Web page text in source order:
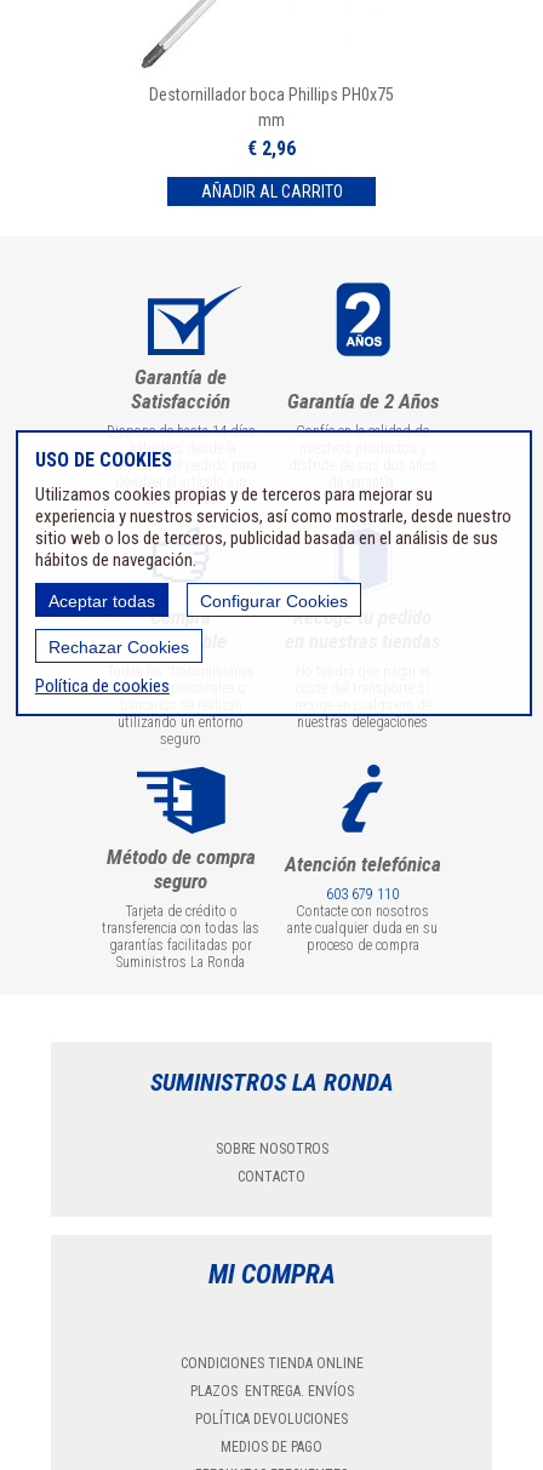
Destornillador boca Phillips PH0x75
mm
€ 2,96
Garantía de
Satisfacción
Dispone de hasta 14 días
naturales desde la
recepción del pedido para
compromiso
Garantía de 2 Años
Confíe en la calidad de
Compra
100% fiable
de datos personales o
utilizando un entorno
seguro
Recoge tu pedido
nuestras delegaciones
Método de compra
seguro
Tarjeta de crédito o
transferencia con todas las
garantías facilitadas por
Suministros La Ronda
Atención telefónica
603 679 110
Contacte con nosotros
ante cualquier duda en su
proceso de compra
SUMINISTROS LA RONDA
SOBRE NOSOTROS
CONTACTO
MI COMPRA
CONDICIONES TIENDA ONLINE
PLAZOS ENTREGA. ENVÍOS
POLÍTICA DEVOLUCIONES
MEDIOS DE PAGO
USO DE COOKIES
Utilizamos cookies propias y de terceros para mejorar su
experiencia y nuestros servicios, así como mostrarle, desde nuestro
sitio web o los de terceros, publicidad basada en el análisis de sus
hábitos de navegación.
Aceptar todas Configurar Cookies
Rechazar Cookies
Política de cookies